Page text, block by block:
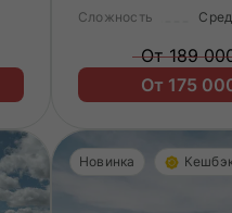
вам нужно будет
подготовиться к туру.
Сложность
От 189
От 175
Новинка